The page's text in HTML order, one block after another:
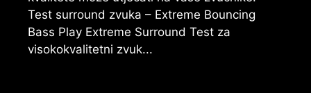
Test surround zvuka – Extreme Bouncing
Bass Play Extreme Surround Test za
visokokvalitetni zvuk...